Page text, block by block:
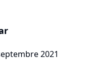
2021